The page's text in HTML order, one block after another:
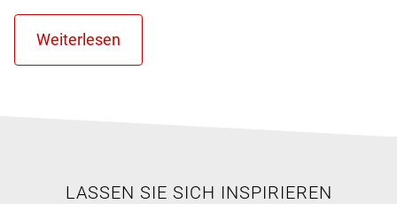
LASSEN SIE SICH INSPIRIEREN